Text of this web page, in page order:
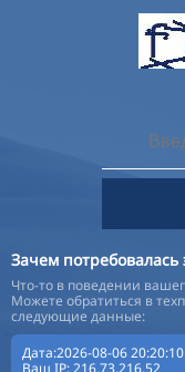
Зачем потребовалась
Что-то в поведении
Можете обратиться в
следующие данные:
Дата:2026-08-06
Ваш IP:216.73.216.52